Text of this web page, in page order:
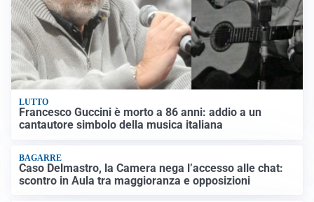
LUTTO
Francesco Guccini è morto a 86 anni: addio a un
cantautore simbolo della musica italiana
BAGARRE
Caso Delmastro, la Camera nega l’accesso alle chat:
scontro in Aula tra maggioranza e opposizioni